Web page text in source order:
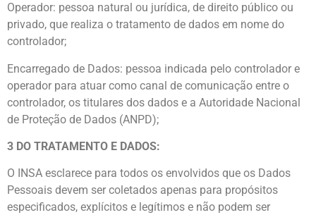
Operador: pessoa natural ou jurídica, de direito público ou
privado, que realiza o tratamento de dados em nome do
controlador;
Encarregado de Dados: pessoa indicada pelo controlador e
operador para atuar como canal de comunicação entre o
controlador, os titulares dos dados e a Autoridade Nacional
de Proteção de Dados (ANPD);
3 DO TRATAMENTO E DADOS:
O INSA esclarece para todos os envolvidos que os Dados
Pessoais devem ser coletados apenas para propósitos
especificados, explícitos e legítimos e não podem ser